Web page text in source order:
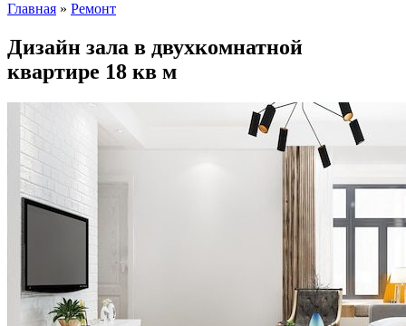
Главная » Ремонт
Дизайн зала в двухкомнатной
квартире 18 кв м